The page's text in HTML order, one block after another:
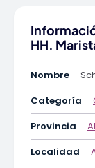
HH.
Nombre
Categoría
Provincia
Localidad